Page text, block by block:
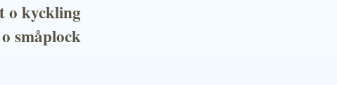
o kyckling
småplock